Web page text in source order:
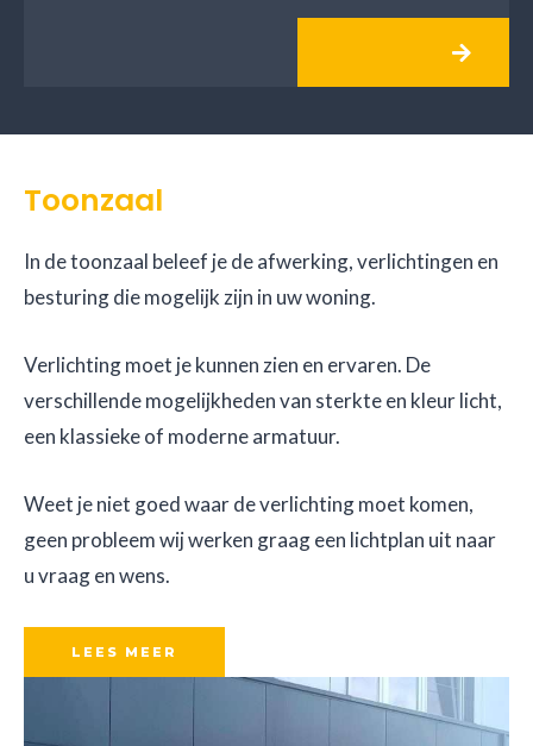
Toonzaal
In de toonzaal beleef je de afwerking, verlichtingen en
besturing die mogelijk zijn in uw woning.
Verlichting moet je kunnen zien en ervaren. De
verschillende mogelijkheden van sterkte en kleur licht,
een klassieke of moderne armatuur.
Weet je niet goed waar de verlichting moet komen,
geen probleem wij werken graag een lichtplan uit naar
u vraag en wens.
LEES MEER